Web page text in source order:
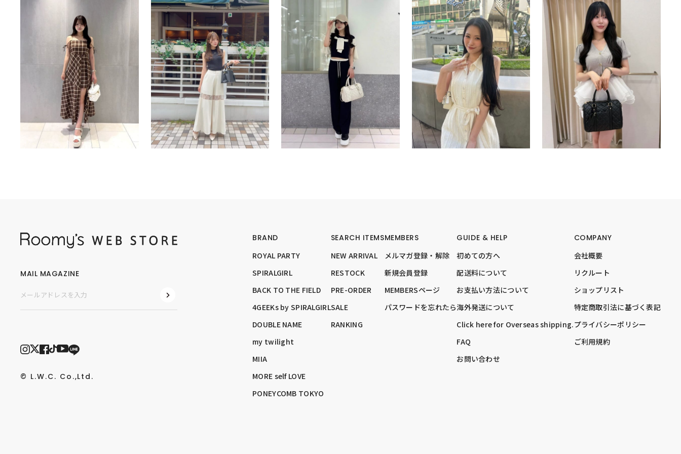
BRAND
ROYAL PARTY
SPIRALGIRL
BACK TO THE FIELD
4GEEKs by SPIRALGIRL
DOUBLE NAME
my twilight
MIIA
MORE self LOVE
PONEYCOMB TOKYO
SEARCH ITEMS
NEW ARRIVAL
RESTOCK
PRE-ORDER
SALE
RANKING
MEMBERS
メルマガ登録・解除
新規会員登録
MEMBERSページ
パスワードを忘れたら
GUIDE & HELP
初めての方へ
配送料について
お支払い方法について
海外発送について
Click here for Overseas shipping.
FAQ
お問い合わせ
COMPANY
会社概要
リクルート
ショップリスト
特定商取引法に基づく表記
プライバシーポリシー
ご利用規約
MAIL MAGAZINE
© L.W.C. Co.,Ltd.